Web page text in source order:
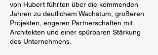
von Hubert führten über die kommenden
Jahren zu deutlichem Wachstum, größeren
Projekten, engeren Partnerschaften mit
Architekten und einer spürbaren Stärkung
des Unternehmens.